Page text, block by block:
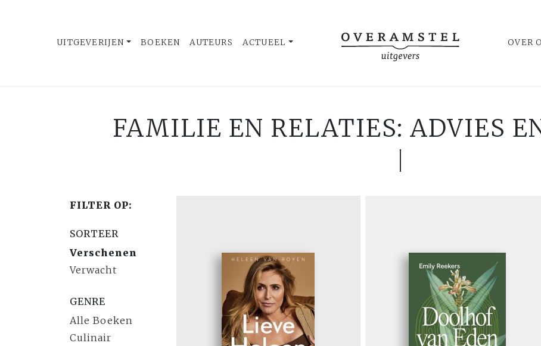
UITGEVERIJEN BOEKEN AUTEURS ACTUEEL OVER
FAMILIE EN RELATIES: ADVIES
FILTER OP:
SORTEER
Verschenen
Verwacht
GENRE
Alle Boeken
Culinair